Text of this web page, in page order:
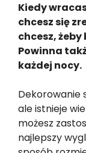
Kiedy
chcesz się
chcesz,
Powinna
każdej nocy.
Dekorowanie
ale istnieje
możesz
najlepszy